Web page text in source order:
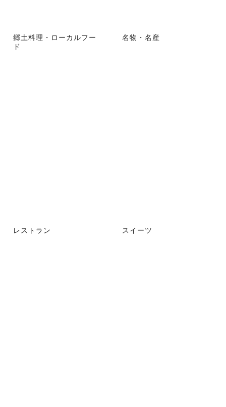
郷土料理・ローカルフー
ド
名物・名産
レストラン スイーツ